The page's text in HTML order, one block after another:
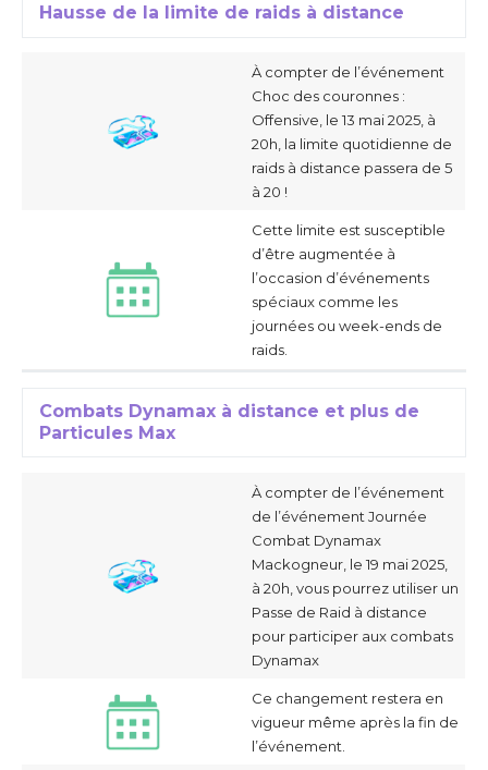
Hausse de la limite de raids à distance
À compter de l’événement
Choc des couronnes :
Offensive, le 13 mai 2025, à
20h, la limite quotidienne de
raids à distance passera de 5
à 20 !
Cette limite est susceptible
d’être augmentée à
l’occasion d’événements
spéciaux comme les
journées ou week-ends de
raids.
Combats Dynamax à distance et plus de
Particules Max
À compter de l’événement
de l’événement Journée
Combat Dynamax
Mackogneur, le 19 mai 2025,
à 20h, vous pourrez utiliser un
Passe de Raid à distance
pour participer aux combats
Dynamax
Ce changement restera en
vigueur même après la fin de
l’événement.